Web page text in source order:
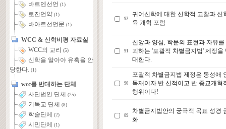
바르멘선언 (1)
로잔언약 (1)
바아르선언문 (1)
WCC & 신학비평 자료실
WCC의 교리
(5)
신학을 알아야 유혹을 안
당한다. (1)
wcc를 반대하는 단체
사단법인 단체
(25)
기독교 단체 (8)
학술단체 (2)
시민단체 (1)
92
귀어신학에 대한 신학적 고찰과 신
육 개혁 포럼
91
신앙과 양심, 학문의 표현과 자유를
괴하는 '포괄적 차별금지법' 제정을
대한다.
90
포괄적 차별금지법 제정은 동성애
독재이자 반 신적이고 반 종교개혁
행위이다!
89
차별금지법안의 궁극적 목표 성경
화